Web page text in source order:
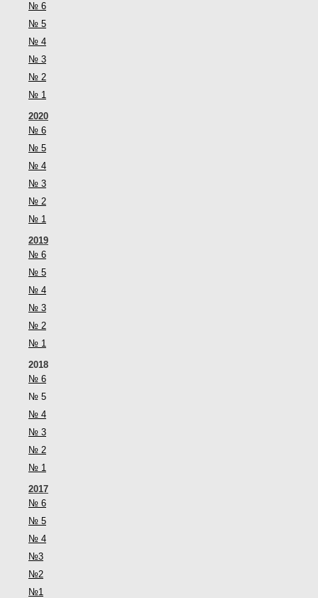
№ 6
№ 5
№ 4
№ 3
№ 2
№ 1
2020
№ 6
№ 5
№ 4
№ 3
№ 2
№ 1
2019
№ 6
№ 5
№ 4
№ 3
№ 2
№ 1
2018
№ 6
№ 5
№ 4
№ 3
№ 2
№ 1
2017
№ 6
№ 5
№ 4
№3
№2
№1